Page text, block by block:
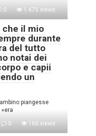
0 1.675 views
che il mio
durante
del tutto
notai dei
e capii
un
piangesse
0 160 views